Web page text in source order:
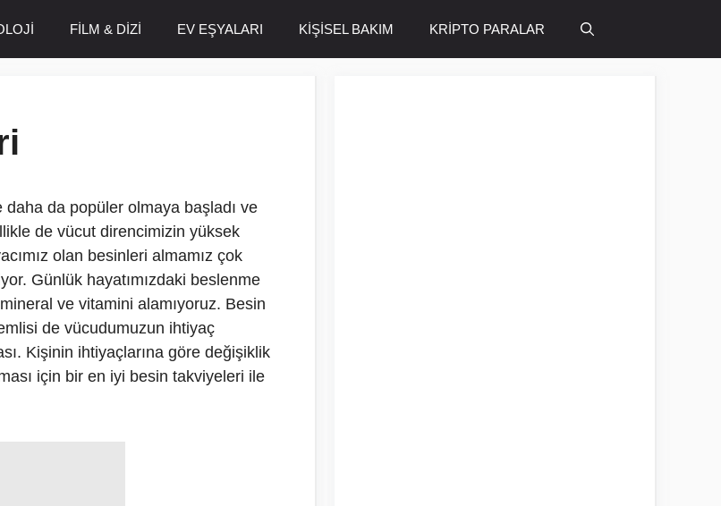
FİLM & DİZİ EV EŞYALARI KİŞİSEL BAKIM KRİPTO PARALAR
da popüler olmaya başladı ve
de vücut direncimizin yüksek
olan besinleri almamız çok
Günlük hayatımızdaki beslenme
ve vitamini alamıyoruz. Besin
de vücudumuzun ihtiyaç
Kişinin ihtiyaçlarına göre değişiklik
için bir en iyi besin takviyeleri ile